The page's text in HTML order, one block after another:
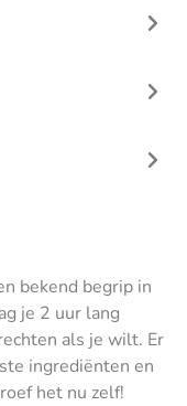
bekend begrip in
je 2 uur lang
als je wilt. Er
ingrediënten en
het nu zelf!